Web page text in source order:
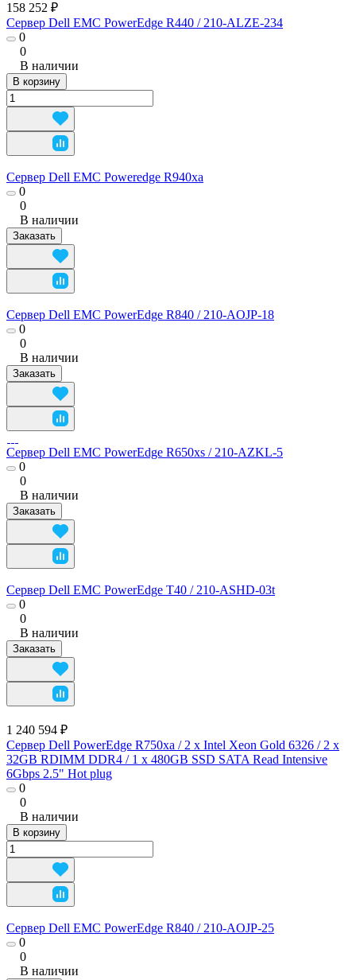
158 252 ₽
Сервер Dell EMC PowerEdge R440 / 210-ALZE-234
0
0
В наличии
В корзину
Сервер Dell EMC Poweredge R940xa
0
0
В наличии
Заказать
Сервер Dell EMC PowerEdge R840 / 210-AOJP-18
0
0
В наличии
Заказать
Сервер Dell EMC PowerEdge R650xs / 210-AZKL-5
0
0
В наличии
Заказать
Сервер Dell EMC PowerEdge T40 / 210-ASHD-03t
0
0
В наличии
Заказать
1 240 594 ₽
Сервер Dell PowerEdge R750xa / 2 x Intel Xeon Gold 6326 / 2 x
32GB RDIMM DDR4 / 1 x 480GB SSD SATA Read Intensive
6Gbps 2.5" Hot plug
0
0
В наличии
В корзину
Сервер Dell EMC PowerEdge R840 / 210-AOJP-25
0
0
В наличии